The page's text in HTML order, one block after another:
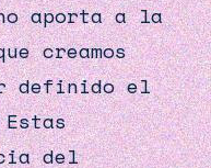
aporta a la
creamos
definido el
del